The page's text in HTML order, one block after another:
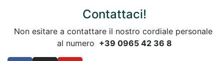
Contattaci!
Non esitare a contattare il nostro cordiale personale
al numero +39 0965 42 36 8